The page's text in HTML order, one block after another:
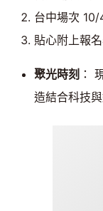
台中場次 10/
貼心附上報
聚光時刻 ：
造結合科技